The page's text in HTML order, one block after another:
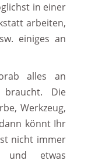
in einer
arbeiten,
einiges an
alles an
Die
Werkzeug,
könnt Ihr
nicht immer
und etwas